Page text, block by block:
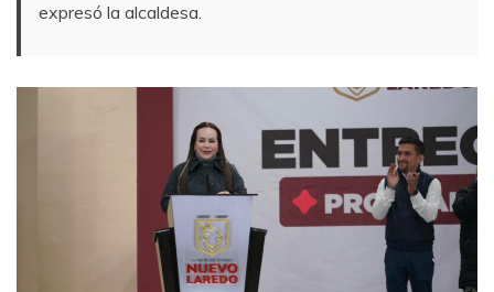
expresó la alcaldesa.